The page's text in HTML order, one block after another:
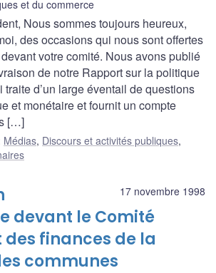
et du commerce
Nous sommes toujours heureux,
des occasions qui nous sont offertes
votre comité. Nous avons publié
de notre Rapport sur la politique
d’un large éventail de questions
et monétaire et fournit un compte
[…]
Médias, Discours et activités publiques,
17 novembre 1998
devant le Comité
finances de la
communes